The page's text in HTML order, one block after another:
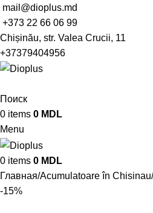
mail@dioplus.md
+373 22 66 06 99
Chișinău, str. Valea Crucii, 11
+37379404956
Поиск
0 items 0 MDL
Menu
0 items 0 MDL
Главная Acumulatoare în Chisinau
-15%